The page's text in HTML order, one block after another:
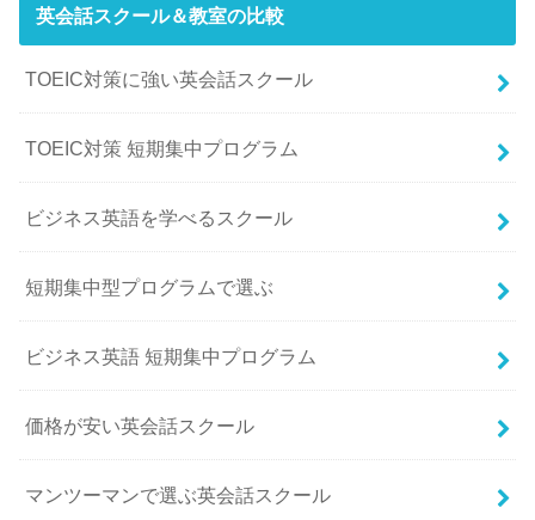
英会話スクール＆教室の比較
TOEIC対策に強い英会話スクール
TOEIC対策 短期集中プログラム
ビジネス英語を学べるスクール
短期集中型プログラムで選ぶ
ビジネス英語 短期集中プログラム
価格が安い英会話スクール
マンツーマンで選ぶ英会話スクール